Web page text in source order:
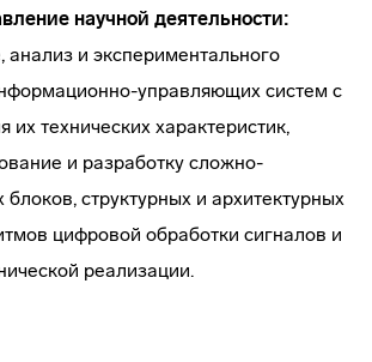
научной деятельности:
анализ и экспериментального
управляющих систем с
их технических характеристик,
и разработку сложно-
структурных и архитектурных
цифровой обработки сигналов и
реализации.